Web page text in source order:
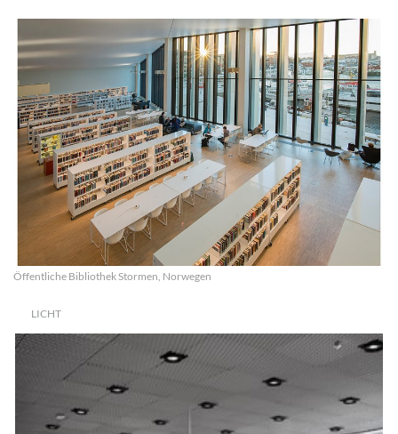
Öffentliche Bibliothek Stormen, Norwegen
LICHT